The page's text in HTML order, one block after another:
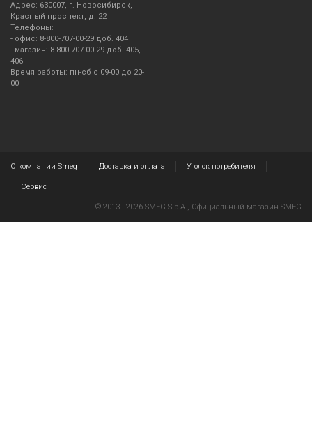
Адрес: 630007, г. Новосибирск,
Красный проспект, д. 22
Телефоны:
- офис: 8-800-707-00-29 доб. 404
- магазин: 8-800-707-00-29 доб. 405,
406
Время работы: пн-сб с 09-00 до 20-
00
О компании Smeg Доставка и оплата Уголок потребителя
Сервис
© 2013 - 2026 SMEG S.p.A., Официальный магазин SMEG